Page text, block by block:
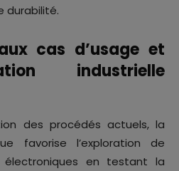
durabilité.
cas d’usage et
industrielle
des procédés actuels, la
favorise l’exploration de
électroniques en testant la